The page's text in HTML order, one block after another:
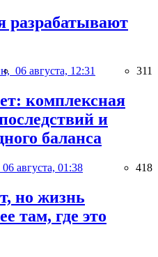
разрабатывают
06 августа, 12:31 311
комплексная
и
баланса
06 августа, 01:38 418
но жизнь
там, где это